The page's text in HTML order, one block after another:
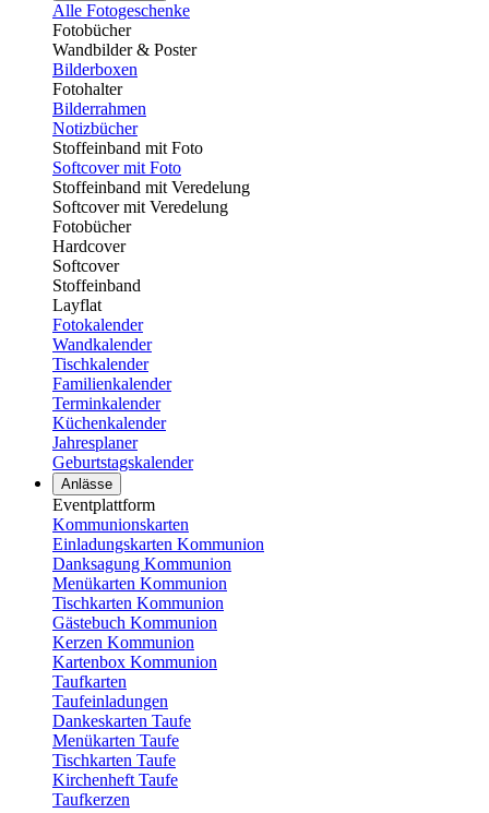
Alle Fotogeschenke
Fotobücher
Wandbilder & Poster
Bilderboxen
Fotohalter
Bilderrahmen
Notizbücher
Stoffeinband mit Foto
Softcover mit Foto
Stoffeinband mit Veredelung
Softcover mit Veredelung
Fotobücher
Hardcover
Softcover
Stoffeinband
Layflat
Fotokalender
Wandkalender
Tischkalender
Familienkalender
Terminkalender
Küchenkalender
Jahresplaner
Geburtstagskalender
Anlässe
Eventplattform
Kommunionskarten
Einladungskarten Kommunion
Danksagung Kommunion
Menükarten Kommunion
Tischkarten Kommunion
Gästebuch Kommunion
Kerzen Kommunion
Kartenbox Kommunion
Taufkarten
Taufeinladungen
Dankeskarten Taufe
Menükarten Taufe
Tischkarten Taufe
Kirchenheft Taufe
Taufkerzen